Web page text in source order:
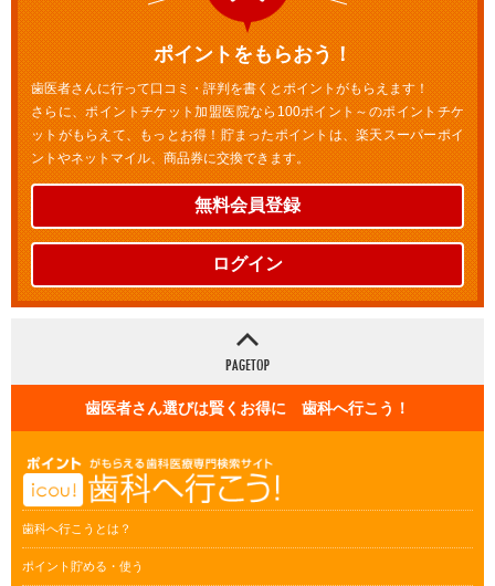
ポイントをもらおう！
歯医者さんに行って口コミ・評判を書くとポイントがもらえます！
さらに、ポイントチケット加盟医院なら100ポイント～のポイントチケ
ットがもらえて、もっとお得！貯まったポイントは、楽天スーパーポイ
ントやネットマイル、商品券に交換できます。
無料会員登録
ログイン
歯医者さん選びは賢くお得に 歯科へ行こう！
歯科へ行こうとは？
ポイント貯める・使う